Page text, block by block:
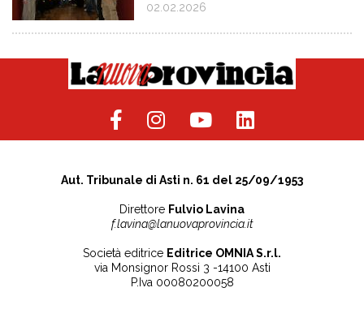
02.02.2026
Aut. Tribunale di Asti n. 61 del 25/09/1953
Direttore Fulvio Lavina
f.lavina@lanuovaprovincia.it
Società editrice Editrice OMNIA S.r.l.
via Monsignor Rossi 3 -14100 Asti
P.Iva 00080200058